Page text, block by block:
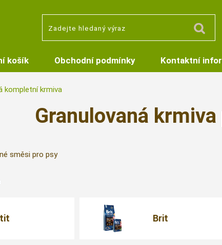
košík Obchodní podmínky Kontaktní
kompletní krmiva
Granulovaná
směsi pro psy
Brit